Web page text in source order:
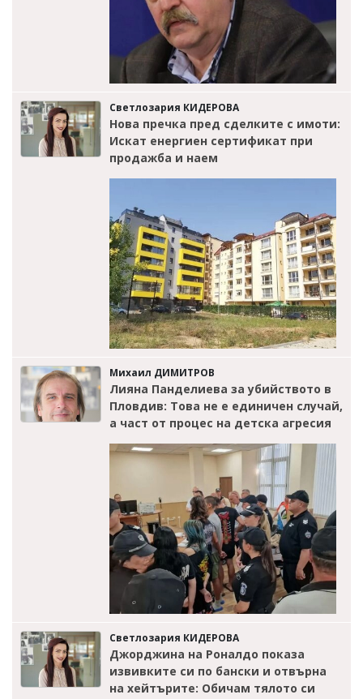
Светлозария КИДЕРОВА
Нова пречка пред сделките с имоти:
Искат енергиен сертификат при
продажба и наем
Михаил ДИМИТРОВ
Лияна Панделиева за убийството в
Пловдив: Това не е единичен случай,
а част от процес на детска агресия
Светлозария КИДЕРОВА
Джорджина на Роналдо показа
извивките си по бански и отвърна
на хейтърите: Обичам тялото си